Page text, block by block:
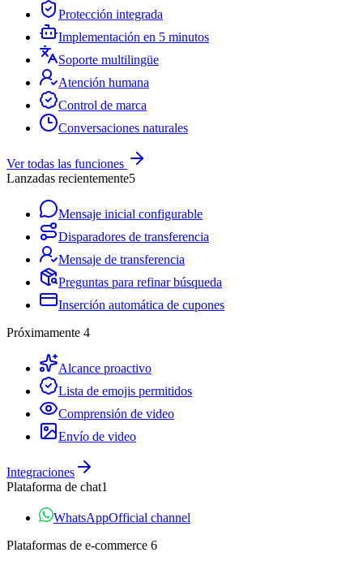
Protección integrada
Implementación en 5 minutos
Soporte multilingüe
Atención humana
Control de marca
Conversaciones naturales
Ver todas las funciones
Lanzadas recientemente5
Mensaje inicial configurable
Disparadores de transferencia
Mensaje de transferencia
Preguntas para refinar búsqueda
Inserción automática de cupones
Próximamente 4
Alcance proactivo
Lista de emojis permitidos
Comprensión de video
Envío de video
Integraciones
Plataforma de chat1
WhatsAppOfficial channel
Plataformas de e‑commerce 6